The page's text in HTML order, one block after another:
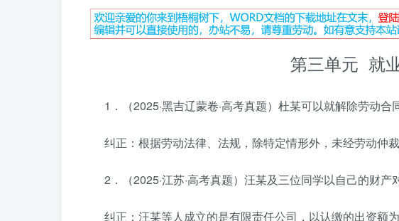
第三单元 就
1．（2025·黑吉辽蒙卷·高考真题）杜某可以就解除劳动
纠正：根据劳动法律、法规，除特定情形外，未经劳动仲
2．（2025·江苏·高考真题）汪某及三位同学以自己的财
纠正：汪某等人成立的是有限责任公司，以认缴的出资额